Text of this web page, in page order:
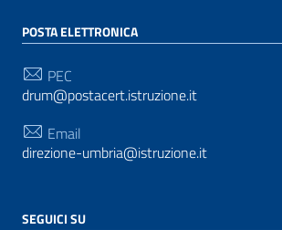
POSTA ELETTRONICA
PEC
drum@postacert.istruzione.it
Email
direzione-umbria@istruzione.it
SEGUICI SU